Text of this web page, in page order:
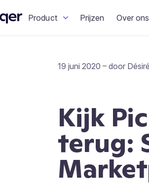
Product Prijzen Over ons
19 juni 2020 – door
Kijk
terug: